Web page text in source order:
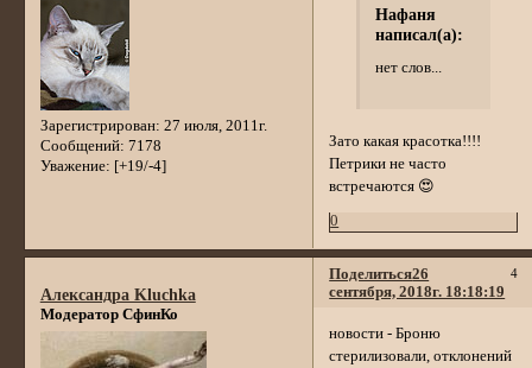
Зарегистрирован: 27 июля, 2011г.
Сообщений: 7178
Уважение: [+19/-4]
Нафаня
написал(а):
нет слов...
Зато какая красотка!!!!
Петрики не часто
встречаются 😍
0
Поделиться 4
26
сентября, 2018г. 18:18:19
Александра Kluchka
Модератор СфинКо
новости - Броню
стерилизовали, отклонений